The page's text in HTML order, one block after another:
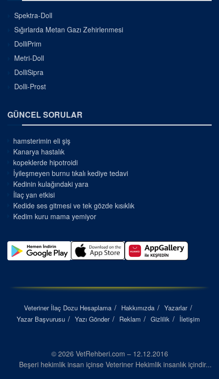
Spektra-Doll
Sığırlarda Metan Gazı Zehirlenmesi
DolliPrim
Metri-Doll
DolliSipra
Dolli-Prost
GÜNCEL SORULAR
hamsterimin eli şiş
Kanarya hastalık
kopeklerde hipotroidi
İyileşmeyen burnu tıkalı kediye tedavi
Kedinin kulağındaki yara
İlaç yan etkisi
Kedide ses gitmesi ve tek gözde kısıklık
Kedim kuru mama yemiyor
Veteriner İlaç Dozu Hesaplama Hakkımızda
Yazarlar
Yazar Başvurusu
Yazı Gönder Reklam Gizlilik İletişim
© 2026 VetRehberi.com – 12.12.2016
Beşeri hekimlik insan içinse Veteriner Hekimlik insanlık içindir...